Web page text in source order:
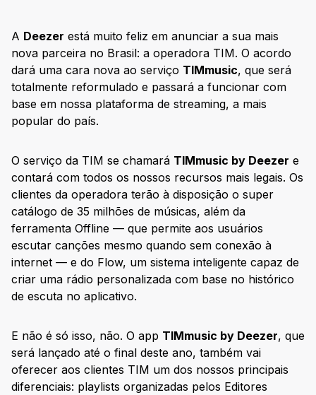
A Deezer está muito feliz em anunciar a sua mais
nova parceira no Brasil: a operadora TIM. O acordo
dará uma cara nova ao serviço TIMmusic, que será
totalmente reformulado e passará a funcionar com
base em nossa plataforma de streaming, a mais
popular do país.
O serviço da TIM se chamará TIMmusic by Deezer e
contará com todos os nossos recursos mais legais. Os
clientes da operadora terão à disposição o super
catálogo de 35 milhões de músicas, além da
ferramenta Offline — que permite aos usuários
escutar canções mesmo quando sem conexão à
internet — e do Flow, um sistema inteligente capaz de
criar uma rádio personalizada com base no histórico
de escuta no aplicativo.
E não é só isso, não. O app TIMmusic by Deezer, que
será lançado até o final deste ano, também vai
oferecer aos clientes TIM um dos nossos principais
diferenciais: playlists organizadas pelos Editores